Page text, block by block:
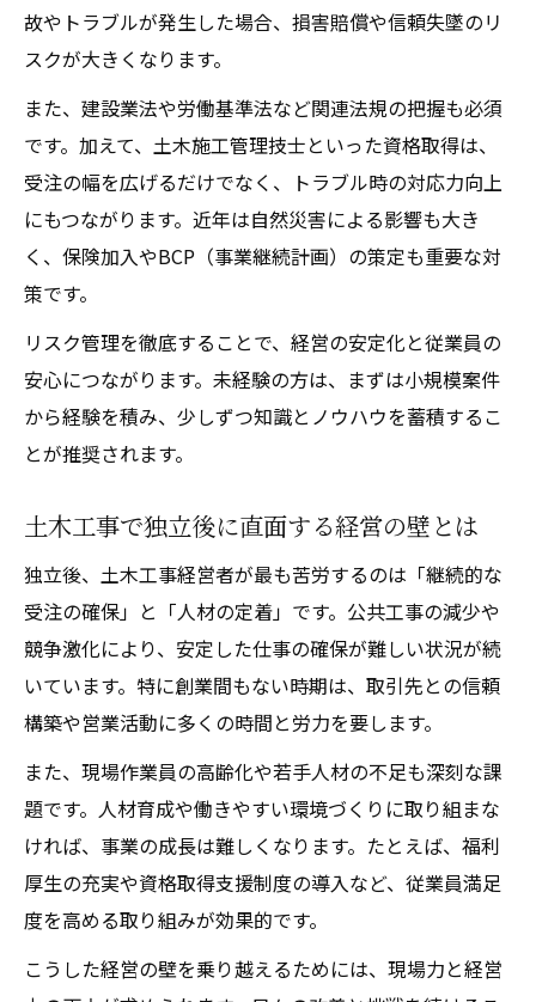
故やトラブルが発生した場合、損害賠償や信頼失墜のリ
スクが大きくなります。
また、建設業法や労働基準法など関連法規の把握も必須
です。加えて、土木施工管理技士といった資格取得は、
受注の幅を広げるだけでなく、トラブル時の対応力向上
にもつながります。近年は自然災害による影響も大き
く、保険加入やBCP（事業継続計画）の策定も重要な対
策です。
リスク管理を徹底することで、経営の安定化と従業員の
安心につながります。未経験の方は、まずは小規模案件
から経験を積み、少しずつ知識とノウハウを蓄積するこ
とが推奨されます。
土木工事で独立後に直面する経営の壁とは
独立後、土木工事経営者が最も苦労するのは「継続的な
受注の確保」と「人材の定着」です。公共工事の減少や
競争激化により、安定した仕事の確保が難しい状況が続
いています。特に創業間もない時期は、取引先との信頼
構築や営業活動に多くの時間と労力を要します。
また、現場作業員の高齢化や若手人材の不足も深刻な課
題です。人材育成や働きやすい環境づくりに取り組まな
ければ、事業の成長は難しくなります。たとえば、福利
厚生の充実や資格取得支援制度の導入など、従業員満足
度を高める取り組みが効果的です。
こうした経営の壁を乗り越えるためには、現場力と経営